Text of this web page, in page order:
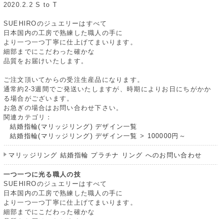
2020.2.2 S to T
SUEHIROのジュエリーはすべて
日本国内の工房で熟練した職人の手に
より一つ一つ丁寧に仕上げてまいります。
細部までにこだわった確かな
品質をお届けいたします。
ご注文頂いてからの受注生産品になります。
通常約2-3週間でご発送いたしますが、時期によりお日にちがかか
る場合がございます。
お急ぎの場合はお問い合わせ下さい。
関連カテゴリ：
結婚指輪(マリッジリング) デザイン一覧
結婚指輪(マリッジリング) デザイン一覧 > 100000円～
マリッジリング 結婚指輪 プラチナ リング へのお問い合わせ
一つ一つに光る職人の技
SUEHIROのジュエリーはすべて
日本国内の工房で熟練した職人の手に
より一つ一つ丁寧に仕上げてまいります。
細部までにこだわった確かな